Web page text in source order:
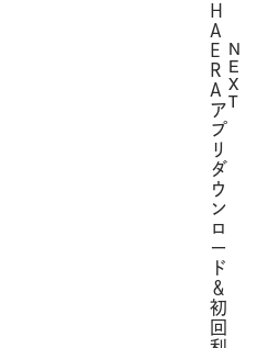
H
A
E
R
A
ア
プ
リ
ダ
ウ
ン
ロ
ー
ド
＆
初
回
N
E
X
T